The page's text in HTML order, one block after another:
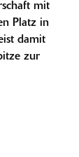
mit
Platz in
damit
zur